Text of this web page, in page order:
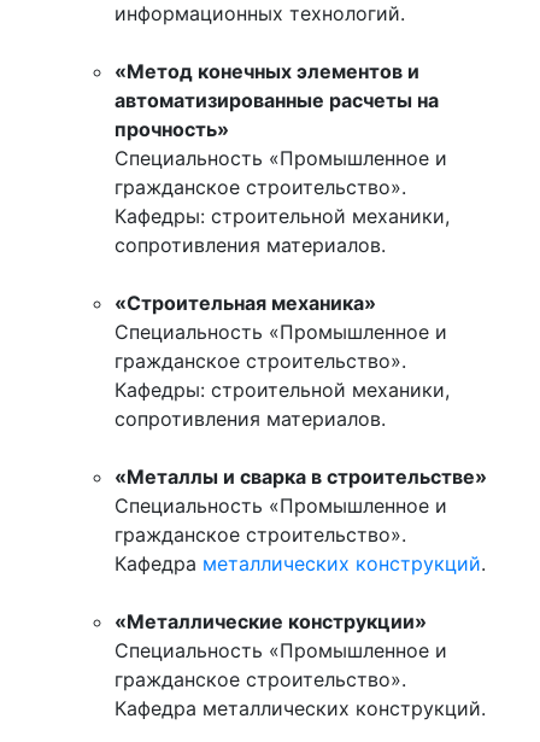
информационных технологий.
«Метод конечных элементов и
автоматизированные расчеты на
прочность»
Специальность «Промышленное и
гражданское строительство».
Кафедры: строительной механики,
сопротивления материалов.
«Строительная механика»
Специальность «Промышленное и
гражданское строительство».
Кафедры: строительной механики,
сопротивления материалов.
«Металлы и сварка в строительстве»
Специальность «Промышленное и
гражданское строительство».
Кафедра металлических конструкций.
«Металлические конструкции»
Специальность «Промышленное и
гражданское строительство».
Кафедра металлических конструкций.